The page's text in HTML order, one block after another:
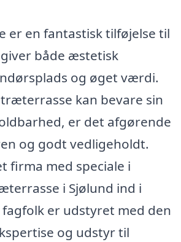
er en fantastisk tilføjelse til
både æstetisk
og øget værdi.
kan bevare sin
er det afgørende
og godt vedligeholdt.
firma med speciale i
i Sjølund ind i
fagfolk er udstyret med den
og udstyr til